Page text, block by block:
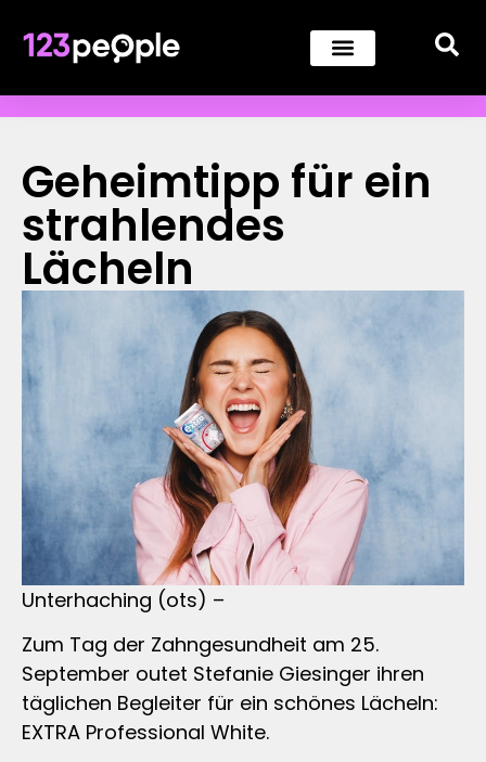
Geheimtipp für ein
strahlendes
Lächeln
Unterhaching (ots) –
Zum Tag der Zahngesundheit am 25.
September outet Stefanie Giesinger ihren
täglichen Begleiter für ein schönes Lächeln:
EXTRA Professional White.